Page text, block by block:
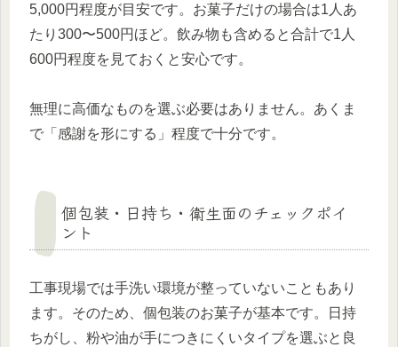
5,000円程度が目安です。お菓子だけの場合は1人あ
たり300〜500円ほど。飲み物も含めると合計で1人
600円程度を見ておくと安心です。
無理に高価なものを選ぶ必要はありません。あくま
で「感謝を形にする」程度で十分です。
個包装・日持ち・衛生面のチェックポイ
ント
工事現場では手洗い環境が整っていないこともあり
ます。そのため、個包装のお菓子が基本です。日持
ちがし、粉や油が手につきにくいタイプを選ぶと良